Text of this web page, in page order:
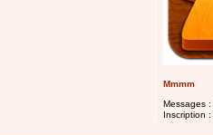
Mmmm
Messages :
Inscription :